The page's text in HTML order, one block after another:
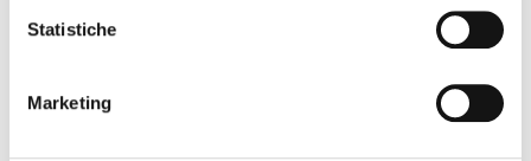
Statistiche
Marketing